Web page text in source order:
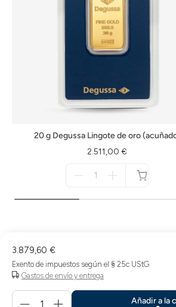
20 g Degussa Lingote de oro
2.511,00 €
disponible
3.879,60 €
Exento de impuestos según el § 25c UStG
Gastos de envío y entrega
Añadir a la